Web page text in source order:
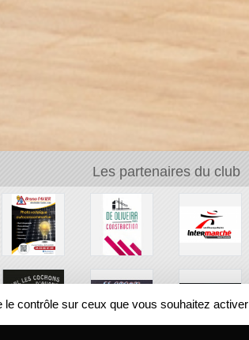
Les partenaires du club
contrôle sur ceux que vous souhaitez activer